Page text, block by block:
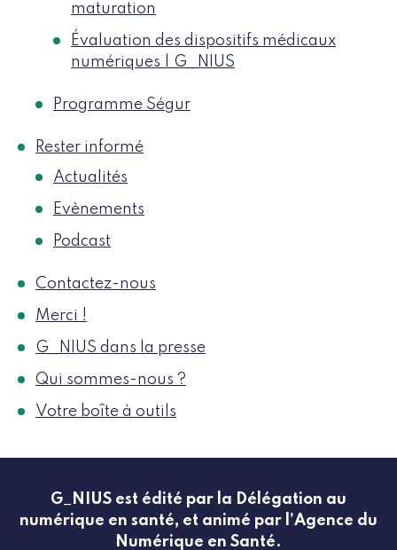
maturation
Évaluation des dispositifs médicaux
numériques | G_NIUS
Programme Ségur
Rester informé
Actualités
Evènements
Podcast
Contactez-nous
Merci !
G_NIUS dans la presse
Qui sommes-nous ?
Votre boîte à outils
G_NIUS est édité par la Délégation au
numérique en santé, et animé par l’Agence du
Numérique en Santé.